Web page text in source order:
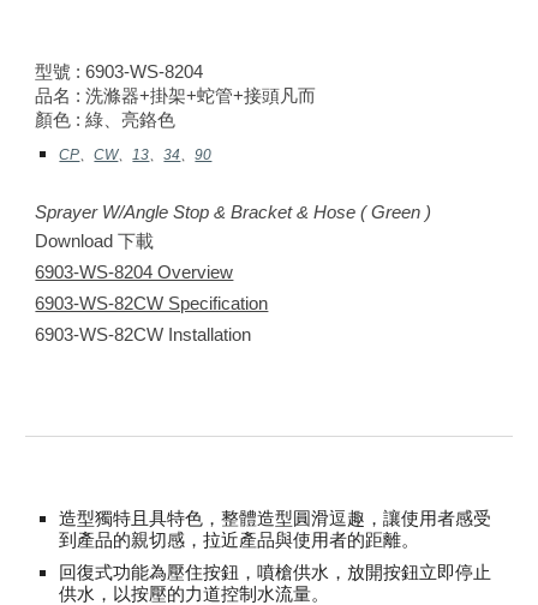
型號 : 6903-WS-8204
品名 : 洗滌器+掛架+蛇管+接頭凡而
顏色 :綠 、亮鉻色
CP 、CW、 13 、34 、90
Sprayer W/Angle Stop & Bracket & Hose (Green )
Download 下載
6903-WS-8204 Overview
6903-WS-82CW Specification
6903-WS-82CW Installation
造型獨特且具特色，整體造型圓滑逗趣，讓使用者感受
到產品的親切感，拉近產品與使用者的距離。
回復式功能為壓住按鈕，噴槍供水，放開按鈕立即停止
供水，以按壓的力道控制水流量。